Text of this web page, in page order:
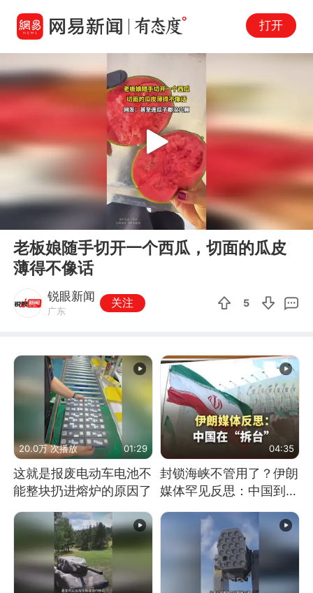
打开
00:12
Play
老板娘随手切开一个西瓜，切面的瓜皮
薄得不像话
锐眼新闻
广东
关注 5
20.0万 次播放 01:29
这就是报废电动车电池不
能整块扔进熔炉的原因了
04:35
封锁海峡不管用了？伊朗
媒体罕见反思：中国到底
是不是在"拆台"